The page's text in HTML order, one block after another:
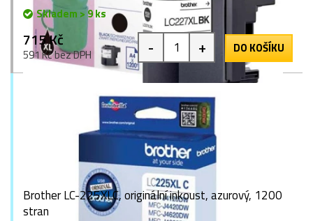
Skladem > 9 ks
715 Kč
591 Kč bez DPH - + DO KOŠÍKU
Brother LC-225XLC, originální inkoust, azurový, 1200
stran